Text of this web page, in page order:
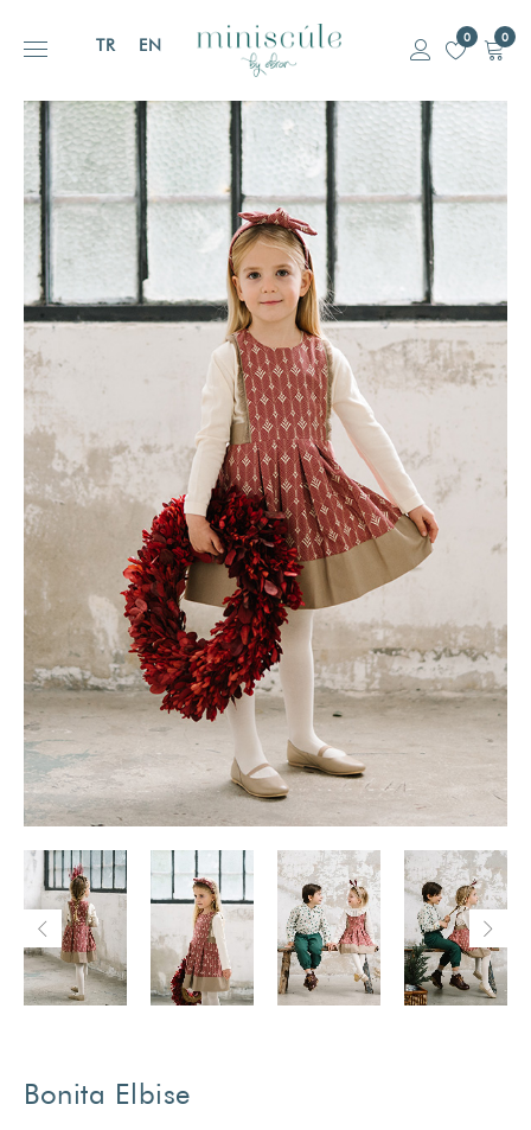
TR EN 0
0
Bonita Elbise